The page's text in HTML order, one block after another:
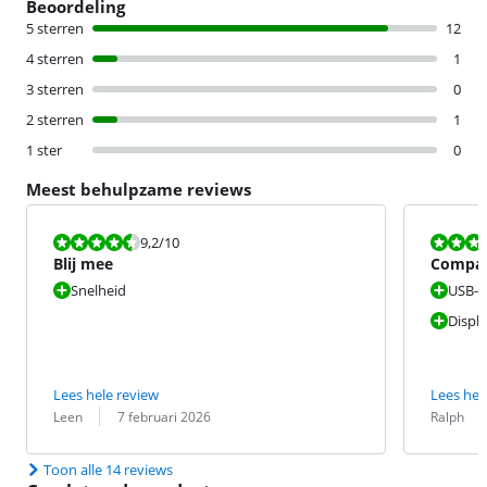
Beoordeling
5 sterren
12
4 sterren
1
3 sterren
0
2 sterren
1
1 ster
0
Meest behulpzame reviews
Beoordeling is 9,2 van de 10.
9,2/10
Blij mee
Snelheid
Lees hele review
Beoordeling door:
Leen
Datum: 7 februari 2026
display
USB-
Lees
Ralph
Datum:
Toon alle 14 reviews